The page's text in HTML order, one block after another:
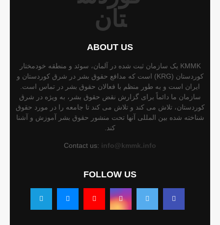
ABOUT US
KMMK یک سازمان ثبت شده در آلمان، سوئد و منطقه خودمختار
کوردستان (KRG) است که مدافع حقوق بشر در شرق کوردستان و
ایران است و به طور منظم با فعالان حقوق بشر در تماس است.
سازمان ما دائماً برای گزارش نقض حقوق بشر، به ویژه در شرق
کوردستان، تلاش می کند و تلاش می کند تا جامعه را در مورد حقوق
شناخته شده بین المللی آنها تحت منشور حقوق بشر آموزش و آشنا
کند.
Contact us: info@kmmk.info
FOLLOW US